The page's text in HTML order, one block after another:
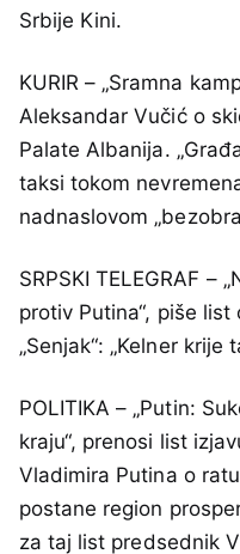
Srbije Kini.
KURIR – „Sramna
Aleksandar Vučić o
Palate Albanija.
taksi tokom
nadnaslovom
SRPSKI TELEGRAF –
protiv Putina“, piše
„Senjak“: „Kelner krije
POLITIKA – „Putin:
kraju“, prenosi list
Vladimira Putina o
postane region
za taj list predsednik